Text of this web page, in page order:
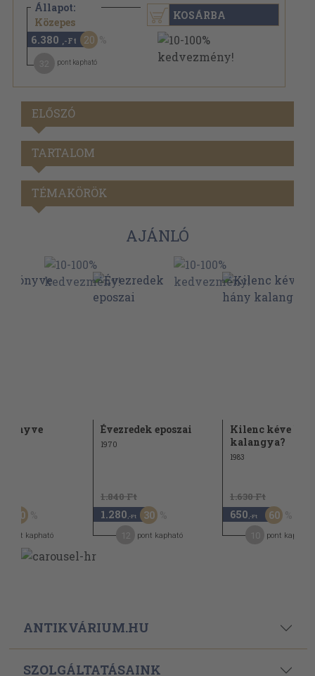
Állapot:
Közepes
7.980 Ft
6.380 ,-Ft 20
pont kapható
KOSÁRBA
ELŐSZÓ
TARTALOM
TÉMAKÖRÖK
AJÁNLÓ
könyve
30
pont kapható
Évezredek eposzai
1970
1.840 Ft
1.280 ,-Ft 30
pont kapható
Kilenc kéve
kalangya?
1983
1.630 Ft
650 ,-Ft 60
pont kapható
ANTIKVÁRIUM.HU
SZOLGÁLTATÁSAINK